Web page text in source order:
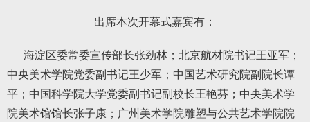
出席本次开幕式嘉宾有：
海淀区委常委宣传部长张劲林；北京航材院书记王亚军；
中央美术学院党委副书记王少军；中国艺术研究院副院长谭
平；中国科学院大学党委副书记副校长王艳芬；中央美术学
院美术馆馆长张子康；广州美术学院雕塑与公共艺术学院院